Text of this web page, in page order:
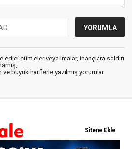
edici cümleler veya imalar, inançlara saldırı
ve büyük harflerle yazılmış yorumlar